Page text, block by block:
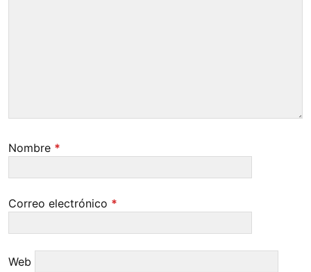
Nombre *
Correo electrónico *
Web